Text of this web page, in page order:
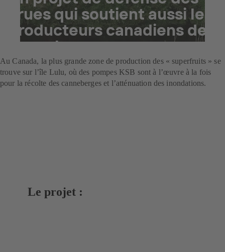
crues qui soutient aussi les
producteurs canadiens de
canneberges
Au Canada, la plus grande zone de production des « superfruits » se
trouve sur l’île Lulu, où des pompes KSB sont à l’œuvre à la fois
pour la récolte des canneberges et l’atténuation des inondations.
Le projet :